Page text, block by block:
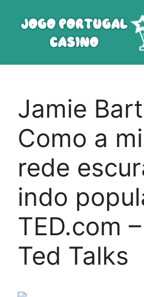
Jamie
Como a
rede
indo
TED.com
Ted Talks